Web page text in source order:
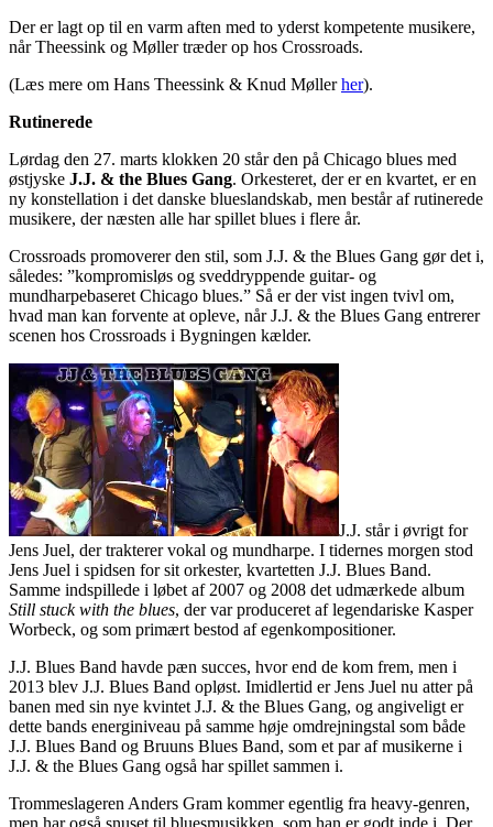
Der er lagt op til en varm aften med to yderst kompetente musikere,
når Theessink og Møller træder op hos Crossroads.
(Læs mere om Hans Theessink & Knud Møllerher).
Rutinerede
Lørdag den 27. marts klokken 20 står den på Chicago blues med
østjyske J.J. & the Blues Gang. Orkesteret, der er en kvartet, er en
ny konstellation i det danske blueslandskab, men består af rutinerede
musikere, der næsten alle har spillet blues i flere år.
Crossroads promoverer den stil, som J.J. & the Blues Gang gør det i,
således: ”kompromisløs og sveddryppende guitar- og
mundharpebaseret Chicago blues.” Så er der vist ingen tvivl om,
hvad man kan forvente at opleve, når J.J. & the Blues Gang entrerer
scenen hos Crossroads i Bygningen kælder.
J.J. står i øvrigt for
Jens Juel, der trakterer vokal og mundharpe. I tidernes morgen stod
Jens Juel i spidsen for sit orkester, kvartetten J.J. Blues Band.
Samme indspillede i løbet af 2007 og 2008 det udmærkede album
Still stuck with the blues, der var produceret af legendariske Kasper
Worbeck, og som primært bestod af egenkompositioner.
J.J. Blues Band havde pæn succes, hvor end de kom frem, men i
2013 blev J.J. Blues Band opløst. Imidlertid er Jens Juel nu atter på
banen med sin nye kvintet J.J. & the Blues Gang, og angiveligt er
dette bands energiniveau på samme høje omdrejningstal som både
J.J. Blues Band og Bruuns Blues Band, som et par af musikerne i
J.J. & the Blues Gang også har spillet sammen i.
Trommeslageren Anders Gram kommer egentlig fra heavy-genren,
men har også snuset til bluesmusikken, som han er godt inde i. Der